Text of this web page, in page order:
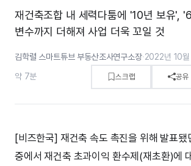
재건축조합 내 세력다툼에 '10년 보유',
변수까지 더해져 사업 더욱 꼬일 것
김학렬 스마트튜브 부동산조사연구소장·2022년 10
약 7분 스크랩 공유
[비즈한국] 재건축 속도 촉진을 위해 발표됐
중에서 재건축 초과이익 환수제(재초환)에